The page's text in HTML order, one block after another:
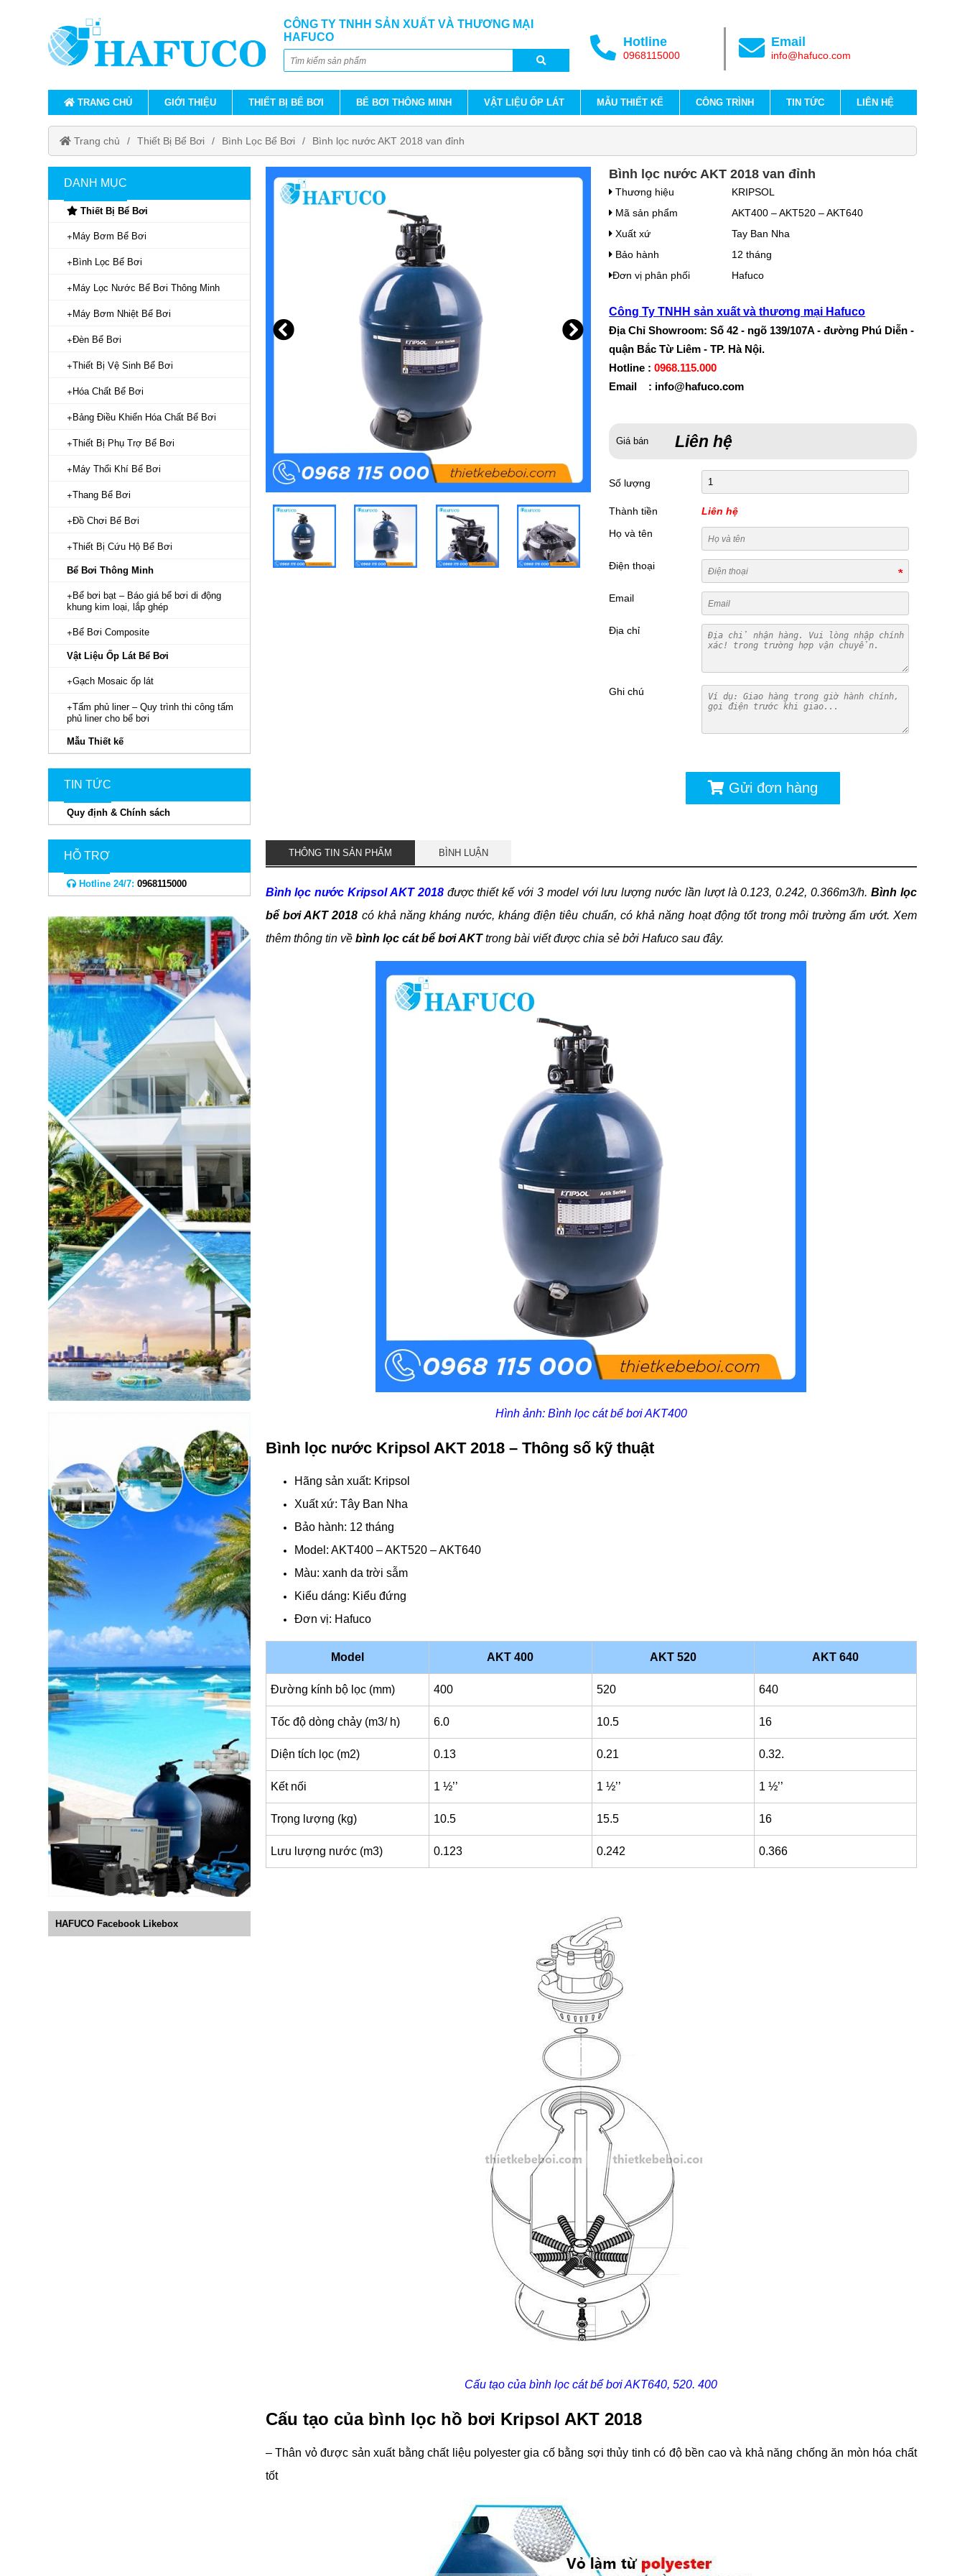
CÔNG TY TNHH SẢN XUẤT VÀ THƯƠNG MẠI
HAFUCO
Hotline
0968115000
Email
info@hafuco.com
TRANG CHỦ GIỚI THIỆU THIẾT BỊ BỂ BƠI BỂ BƠI THÔNG MINH VẬT LIỆU ỐP LÁT MẪU THIẾT KẾ CÔNG TRÌNH TIN TỨC LIÊN HỆ
Trang chủ Thiết Bị Bể Bơi Bình Lọc Bể Bơi Bình lọc nước AKT 2018 van đỉnh
Bình lọc nước AKT 2018 van đỉnh
Thương hiệu
KRIPSOL
Mã sản phẩm
AKT400 – AKT520 – AKT640
Xuất xứ
Tay Ban Nha
Bảo hành
12 tháng
Đơn vị phân phối
Hafuco
Công Ty TNHH sản xuất và thương mại Hafuco
Địa Chỉ Showroom: Số 42 - ngõ 139/107A - đường Phú Diễn -
quận Bắc Từ Liêm - TP. Hà Nội.
Hotline :0968.115.000
Email : info@hafuco.com
Giá bán Liên hệ
Số lượng
Thành tiền
Liên hệ
Họ và tên
Điện thoại
Email
Địa chỉ
Ghi chú
Gửi đơn hàng
THÔNG TIN SẢN PHẨM BÌNH LUẬN
Bình lọc nước Kripsol AKT 2018 được thiết kế với 3 model với lưu lượng nước lần lượt là 0.123, 0.242, 0.366m3/h. Bình lọc
bể bơi AKT 2018 có khả năng kháng nước, kháng điện tiêu chuẩn, có khả năng hoạt động tốt trong môi trường ẩm ướt. Xem
thêm thông tin về bình lọc cát bể bơi AKTtrong bài viết được chia sẻ bởi Hafuco sau đây.
Hình ảnh: Bình lọc cát bể bơi AKT400
Bình lọc nước Kripsol AKT 2018 – Thông số kỹ thuật
Hãng sản xuất: Kripsol
Xuất xứ: Tây Ban Nha
Bảo hành: 12 tháng
Model: AKT400 – AKT520 – AKT640
Màu: xanh da trời sẫm
Kiểu dáng: Kiểu đứng
Đơn vị: Hafuco
Model AKT 400 AKT 520 AKT 640
Đường kính bộ lọc (mm) 400 520 640
Tốc độ dòng chảy (m3/ h) 6.0 10.5 16
Diện tích lọc (m2) 0.13 0.21 0.32.
Kết nối 1 ½’’ 1 ½’’ 1 ½’’
Trọng lượng (kg) 10.5 15.5 16
Lưu lượng nước (m3) 0.123 0.242 0.366
Cấu tạo của bình lọc cát bể bơi AKT640, 520. 400
Cấu tạo của bình lọc hồ bơi Kripsol AKT 2018
– Thân vỏ được sản xuất bằng chất liệu polyester gia cố bằng sợi thủy tinh có độ bền cao và khả năng chống ăn mòn hóa chất
tốt
DANH MỤC
Thiết Bị Bể Bơi
Máy Bơm Bể Bơi
Bình Lọc Bể Bơi
Máy Lọc Nước Bể Bơi Thông Minh
Máy Bơm Nhiệt Bể Bơi
Đèn Bể Bơi
Thiết Bị Vệ Sinh Bể Bơi
Hóa Chất Bể Bơi
Bảng Điều Khiển Hóa Chất Bể Bơi
Thiết Bị Phụ Trợ Bể Bơi
Máy Thổi Khí Bể Bơi
Thang Bể Bơi
Đồ Chơi Bể Bơi
Thiết Bị Cứu Hộ Bể Bơi
Bể Bơi Thông Minh
Bể bơi bạt – Báo giá bể bơi di động
khung kim loại, lắp ghép
Bể Bơi Composite
Vật Liệu Ốp Lát Bể Bơi
Gạch Mosaic ốp lát
Tấm phủ liner – Quy trình thi công tấm
phủ liner cho bể bơi
Mẫu Thiết kế
TIN TỨC
Quy định & Chính sách
HỖ TRỢ
Hotline 24/7: 0968115000
HAFUCO Facebook Likebox